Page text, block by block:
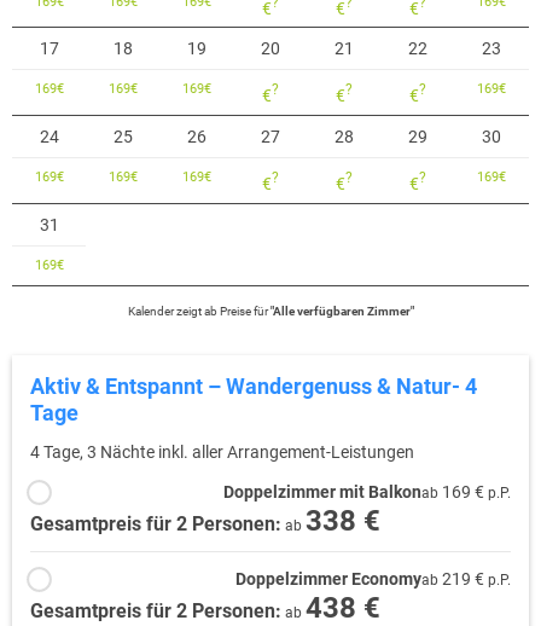
€ € €
17
169€
18
169€
19
169€
20
€?
21
€?
22
€?
23
169€
24
169€
25
169€
26
169€
27
€?
28
€?
29
€?
30
169€
31
169€
Kalender zeigtab Preise für"Alle verfügbaren Zimmer"
Aktiv & Entspannt – Wandergenuss & Natur- 4
Tage
4 Tage, 3 Nächte inkl. aller Arrangement-Leistungen
Doppelzimmer mit Balkonab 169 € p.P.
Gesamtpreis für 2 Personen: ab 338 €
Doppelzimmer Economyab 219 € p.P.
Gesamtpreis für 2 Personen: ab 438 €